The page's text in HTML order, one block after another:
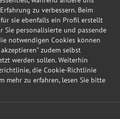
6 »
zu verbessern. Beim
sie ebenfalls ein Profil erstellt
Sie personalisierte und passende
notwendigen Cookies können
zudem selbst
werden sollen. Weiterhin
die Cookie-Richtlinie
mehr zu erfahren, lesen Sie bitte